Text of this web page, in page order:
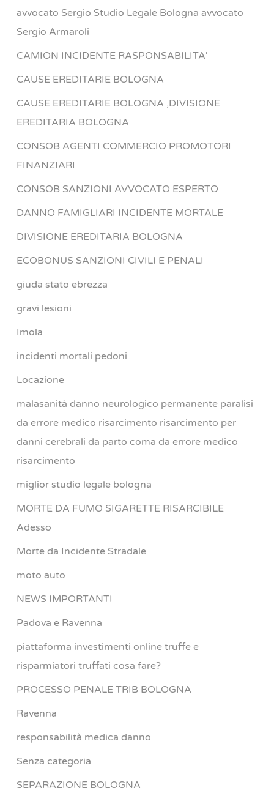
avvocato Sergio Studio Legale Bologna avvocato
Sergio Armaroli
CAMION INCIDENTE RASPONSABILITA'
CAUSE EREDITARIE BOLOGNA
CAUSE EREDITARIE BOLOGNA ,DIVISIONE
EREDITARIA BOLOGNA
CONSOB AGENTI COMMERCIO PROMOTORI
FINANZIARI
CONSOB SANZIONI AVVOCATO ESPERTO
DANNO FAMIGLIARI INCIDENTE MORTALE
DIVISIONE EREDITARIA BOLOGNA
ECOBONUS SANZIONI CIVILI E PENALI
giuda stato ebrezza
gravi lesioni
Imola
incidenti mortali pedoni
Locazione
malasanità danno neurologico permanente paralisi
da errore medico risarcimento risarcimento per
danni cerebrali da parto coma da errore medico
risarcimento
miglior studio legale bologna
MORTE DA FUMO SIGARETTE RISARCIBILE
Adesso
Morte da Incidente Stradale
moto auto
NEWS IMPORTANTI
Padova e Ravenna
piattaforma investimenti online truffe e
risparmiatori truffati cosa fare?
PROCESSO PENALE TRIB BOLOGNA
Ravenna
responsabilità medica danno
Senza categoria
SEPARAZIONE BOLOGNA